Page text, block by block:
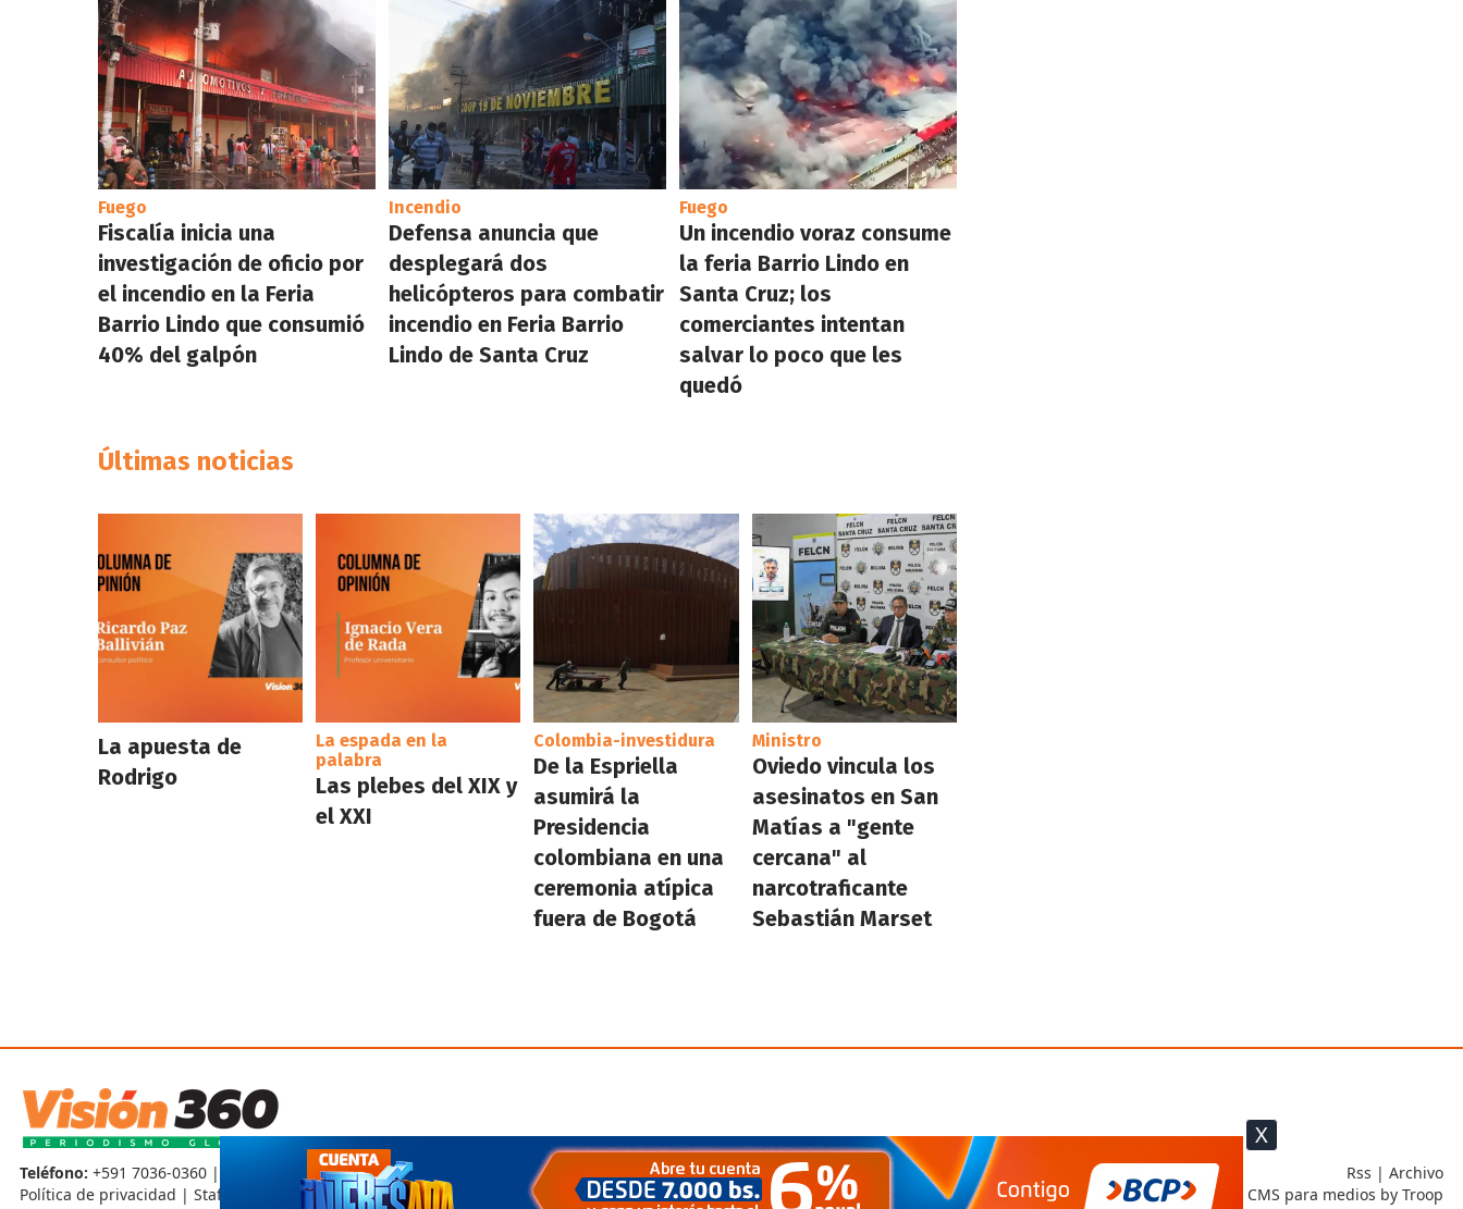
Fuego
Fiscalía inicia una
investigación de oficio por
el incendio en la Feria
Barrio Lindo que consumió
40% del galpón
Incendio
Defensa anuncia que
desplegará dos
helicópteros para combatir
incendio en Feria Barrio
Lindo de Santa Cruz
Fuego
Un incendio voraz consume
la feria Barrio Lindo en
Santa Cruz; los
comerciantes intentan
salvar lo poco que les
quedó
Últimas noticias
La apuesta de
Rodrigo
La espada en la
palabra
Las plebes del XIX y
el XXI
Colombia-investidura
De la Espriella
asumirá la
Presidencia
colombiana en una
ceremonia atípica
fuera de Bogotá
Ministro
Oviedo vincula los
asesinatos en San
Matías a "gente
cercana" al
narcotraficante
Sebastián Marset
Teléfono: +591 7036-0360 |
Política de privacidad | Staff Código de ética|Hemeroteca
Rss | Archivo
CMS para medios by Troop
X